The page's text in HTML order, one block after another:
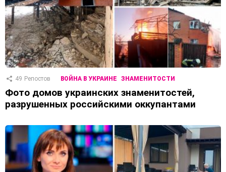
49 Репостов ВОЙНА В УКРАИНЕ ЗНАМЕНИТОСТИ
Фото домов украинских знаменитостей,
разрушенных российскими оккупантами